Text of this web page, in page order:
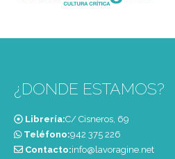
¿DONDE ESTAMOS?
Librería:C/ Cisneros, 69
Teléfono:‭942 375 226‬
Contacto:info@lavoragine.net